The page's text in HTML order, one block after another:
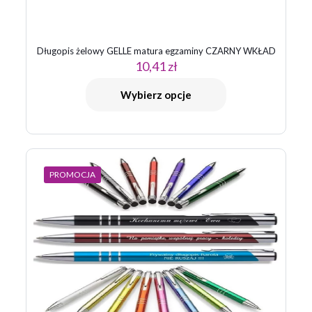
mail*
Zapamiętaj moje dane w tej przeglądarce podczas pisania
kolejnych komentarzy.
Długopis żelowy GELLE matura egzaminy CZARNY WKŁAD
10,41zł
Wybierz opcje
PROMOCJA